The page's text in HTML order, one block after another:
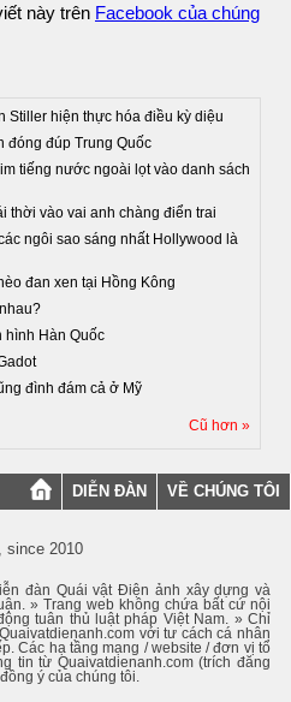
này trên Facebook của chúng
Stiller hiện thực hóa điều kỳ diệu
đóng đúp Trung Quốc
tiếng nước ngoài lọt vào danh sách
thời vào vai anh chàng điển trai
ngôi sao sáng nhất Hollywood là
đan xen tại Hồng Kông
hình Hàn Quốc
đình đám cả ở Mỹ
Cũ hơn »
DIỄN ĐÀN VỀ CHÚNG TÔI
since 2010
đàn Quái vật Điện ảnh xây dựng và
» Trang web không chứa bất cứ nội
tuân thủ luật pháp Việt Nam. » Chỉ
với tư cách cá nhân
Các hạ tầng mạng / website / đơn vị tổ
tin từ Quaivatdienanh.com (trích đăng
ý của chúng tôi.